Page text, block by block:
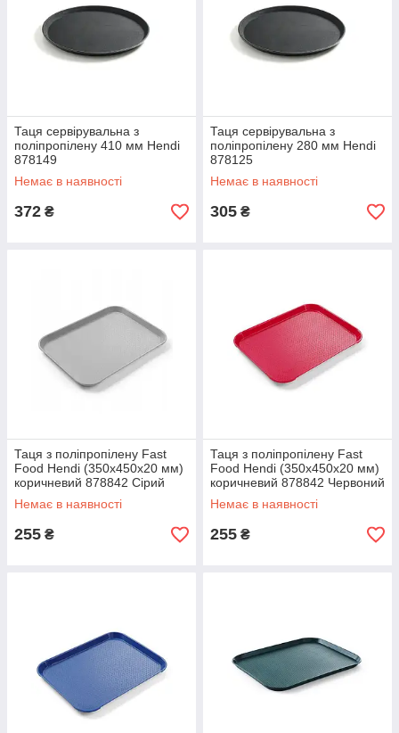
Таця сервірувальна з
поліпропілену 410 мм Hendi
878149
Немає в наявності
372 ₴
Таця сервірувальна з
поліпропілену 280 мм Hendi
878125
Немає в наявності
305 ₴
Таця з поліпропілену Fast
Food Hendi (350x450x20 мм)
коричневий 878842 Сірий
Немає в наявності
255 ₴
Таця з поліпропілену Fast
Food Hendi (350x450x20 мм)
коричневий 878842 Червоний
Немає в наявності
255 ₴